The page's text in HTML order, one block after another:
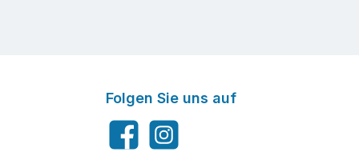
Folgen Sie uns auf
FacebookInstagram